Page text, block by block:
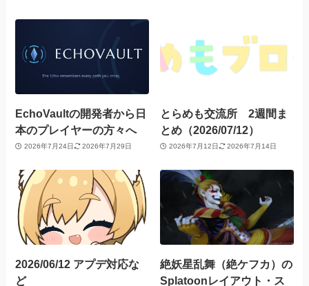
EchoVaultの開発者から日
本のプレイヤーの方々へ
2026年7月24日 2026年7月29日
とらめも交流所 2週間ま
とめ（2026/07/12）
2026年7月12日 2026年7月14日
2026/06/12 アプデ対応な
ど
絶妖星乱舞（絶ケフカ）の
Splatoonレイアウト・ス